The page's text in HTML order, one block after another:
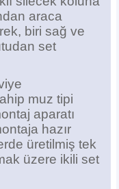
araca
biri sağ ve
set
muz tipi
aparatı
hazır
üretilmiş tek
üzere ikili set